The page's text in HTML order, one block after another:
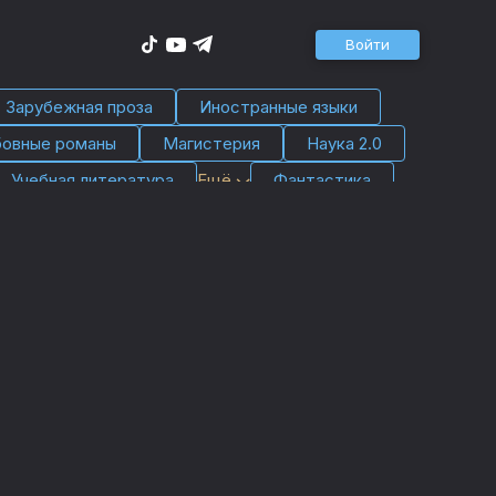
Войти
Зарубежная проза
Иностранные языки
романы
Магистерия
Наука 2.0
Учебная литература
Ещё Фантастика